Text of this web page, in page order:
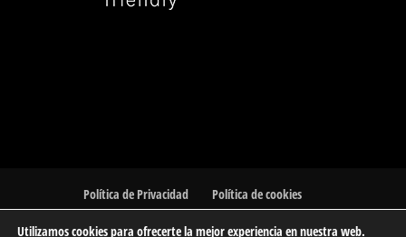
Política de Privacidad Política de cookies
Utilizamos cookies para ofrecerte la mejor experiencia en nuestra web.